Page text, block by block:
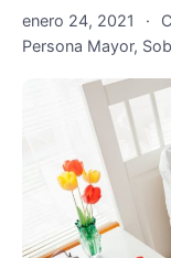
enero 24, 2021 ·
Persona Mayor,